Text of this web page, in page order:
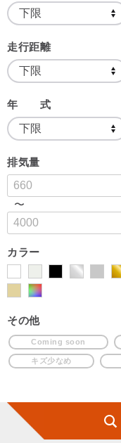
走行距離
年 式
排気量
〜
カラー
その他
Coming soon
キズ少なめ